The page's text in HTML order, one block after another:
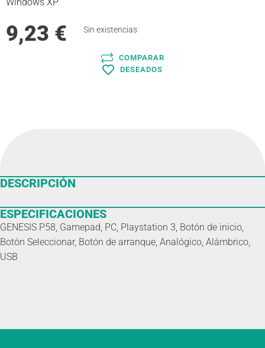
9,23 € Sin existencias
COMPARAR
DESEADOS
DESCRIPCIÓN
ESPECIFICACIONES
GENESIS P58, Gamepad, PC, Playstation 3, Botón de inicio,
Botón Seleccionar, Botón de arranque, Analógico, Alámbrico,
USB